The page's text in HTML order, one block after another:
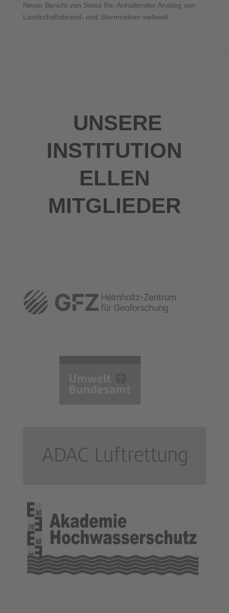
Neuer Bericht von Swiss Re: Anhaltender Anstieg von
Landschaftsbrand- und Sturmrisiken weltweit
UNSERE
INSTITUTION
ELLEN
MITGLIEDER